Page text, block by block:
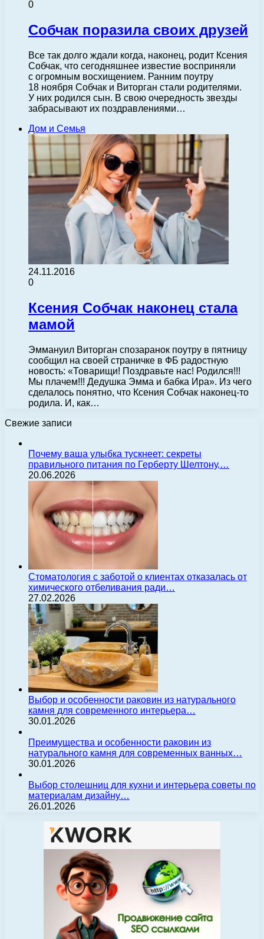
0
Собчак поразила своих друзей
Все так долго ждали когда, наконец, родит Ксения
Собчак, что сегодняшнее известие восприняли
с огромным восхищением. Ранним поутру
18 ноября Собчак и Виторган стали родителями.
У них родился сын. В свою очередность звезды
забрасывают их поздравлениями…
Дом и Семья
24.11.2016
0
Ксения Собчак наконец стала
мамой
Эммануил Виторган спозаранок поутру в пятницу
сообщил на своей страничке в ФБ радостную
новость: «Товарищи! Поздравьте нас! Родился!!!
Мы плачем!!! Дедушка Эмма и бабка Ира». Из чего
сделалось понятно, что Ксения Собчак наконец-то
родила. И, как…
Свежие записи
Почему ваша улыбка тускнеет: секреты
правильного питания по Герберту Шелтону,…
20.06.2026
Стоматология с заботой о клиентах отказалась от
химического отбеливания ради…
27.02.2026
Выбор и особенности раковин из натурального
камня для современного интерьера…
30.01.2026
Преимущества и особенности раковин из
натурального камня для современных ванных…
30.01.2026
Выбор столешниц для кухни и интерьера советы по
материалам дизайну…
26.01.2026